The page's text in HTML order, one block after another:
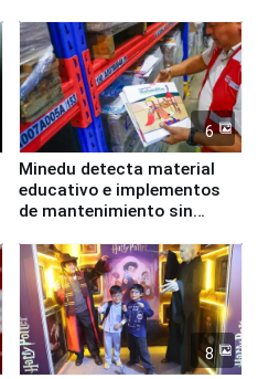
6
Minedu detecta material
educativo e implementos
de mantenimiento sin
la UGEL 2
8